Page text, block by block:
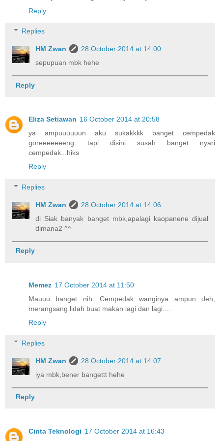
Reply
Replies
HM Zwan
28 October 2014 at 14:00
sepupuan mbk hehe
Reply
Eliza Setiawan 16 October 2014 at 20:58
ya ampuuuuuun aku sukakkkk banget cempedak
goreeeeeeeng. tapi disini susah banget nyari
cempedak...hiks
Reply
Replies
HM Zwan
28 October 2014 at 14:06
di Siak banyak banget mbk,apalagi kaopanene dijual
dimana2 ^^
Reply
Memez 17 October 2014 at 11:50
Mauuu banget nih. Cempedak wanginya ampun deh,
merangsang lidah buat makan lagi dan lagi....
Reply
Replies
HM Zwan
28 October 2014 at 14:07
iya mbk,bener bangettt hehe
Reply
Cinta Teknologi 17 October 2014 at 16:43